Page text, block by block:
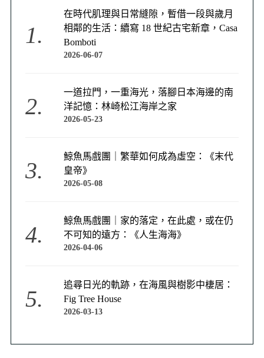
在時代肌理與日常縫隙，暫借一段與歲月
相鄰的生活：續寫 18 世紀古宅新章，Casa
Bomboti
2026-06-07
一道拉門，一重海光，落腳日本海邊的南
洋記憶：林崎松江海岸之家
2026-05-23
鯨魚馬戲團｜繁華如何成為虛空：《末代
皇帝》
2026-05-08
鯨魚馬戲團｜家的落定，在此處，或在仍
不可知的遠方：《人生海海》
2026-04-06
追尋日光的軌跡，在海風與樹影中棲居：
Fig Tree House
2026-03-13